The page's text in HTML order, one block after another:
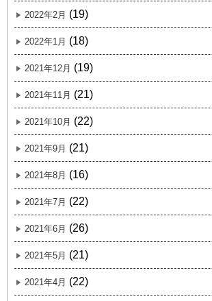
2022年2月 (19)
2022年1月 (18)
2021年12月 (19)
2021年11月 (21)
2021年10月 (22)
2021年9月 (21)
2021年8月 (16)
2021年7月 (22)
2021年6月 (26)
2021年5月 (21)
2021年4月 (22)